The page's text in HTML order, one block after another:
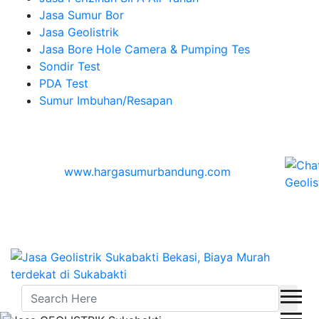
Jasa Sumur Bor
Jasa Geolistrik
Jasa Bore Hole Camera & Pumping Tes
Sondir Test
PDA Test
Sumur Imbuhan/Resapan
www.hargasumurbandung.com | Pembuatan
Izin SIPA Air Tanah, Sumur Bor, Geolistrik, Borehole